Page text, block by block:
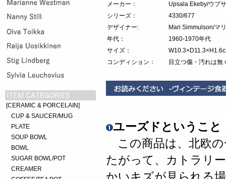
メーカー：
Upsala Ekeby/ウプ
シリーズ：
4330/677
デザイナー:
Mari Simmulson/マ
年代：
1960-1970年代
サイズ：
コンディション：
目立つ傷・汚れは無
ユーズドということ
この商品は、北欧の
たがって、カトラリ
[CERAMIC & PORCELAIN]
CUP & SAUCER/MUG
PLATE
SOUP BOWL
BOWL
SUGAR BOWL/POT
CREAMER